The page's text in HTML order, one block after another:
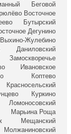
Беговой
Восточное
Бутырский
Дегунино
Выхино-Жулебино
Даниловский
Замоскворечье
Ивановское
Коптево
Красносельский
Куркино
Ломоносовский
Марьина Роща
Мещанский
Молжаниновский